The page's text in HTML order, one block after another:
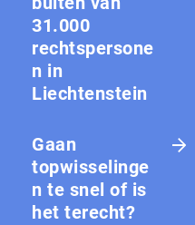
31.000
rechtspersone
n in
Liechtenstein
Gaan
topwisselinge
n te snel of is
het terecht?